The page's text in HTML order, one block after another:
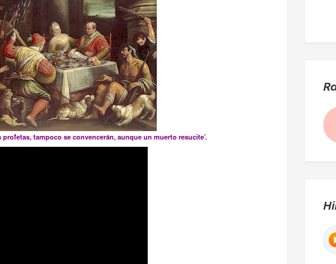
profetas, tampoco se convencerán, aunque un muerto resucite’.